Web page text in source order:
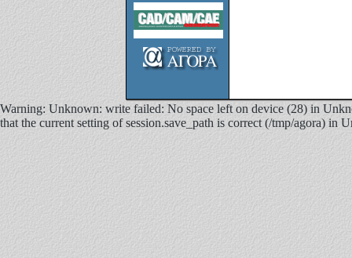
Warning: Unknown: write failed: No space left on device (28) in
that the current setting of session.save_path is correct (/tmp/agora) in